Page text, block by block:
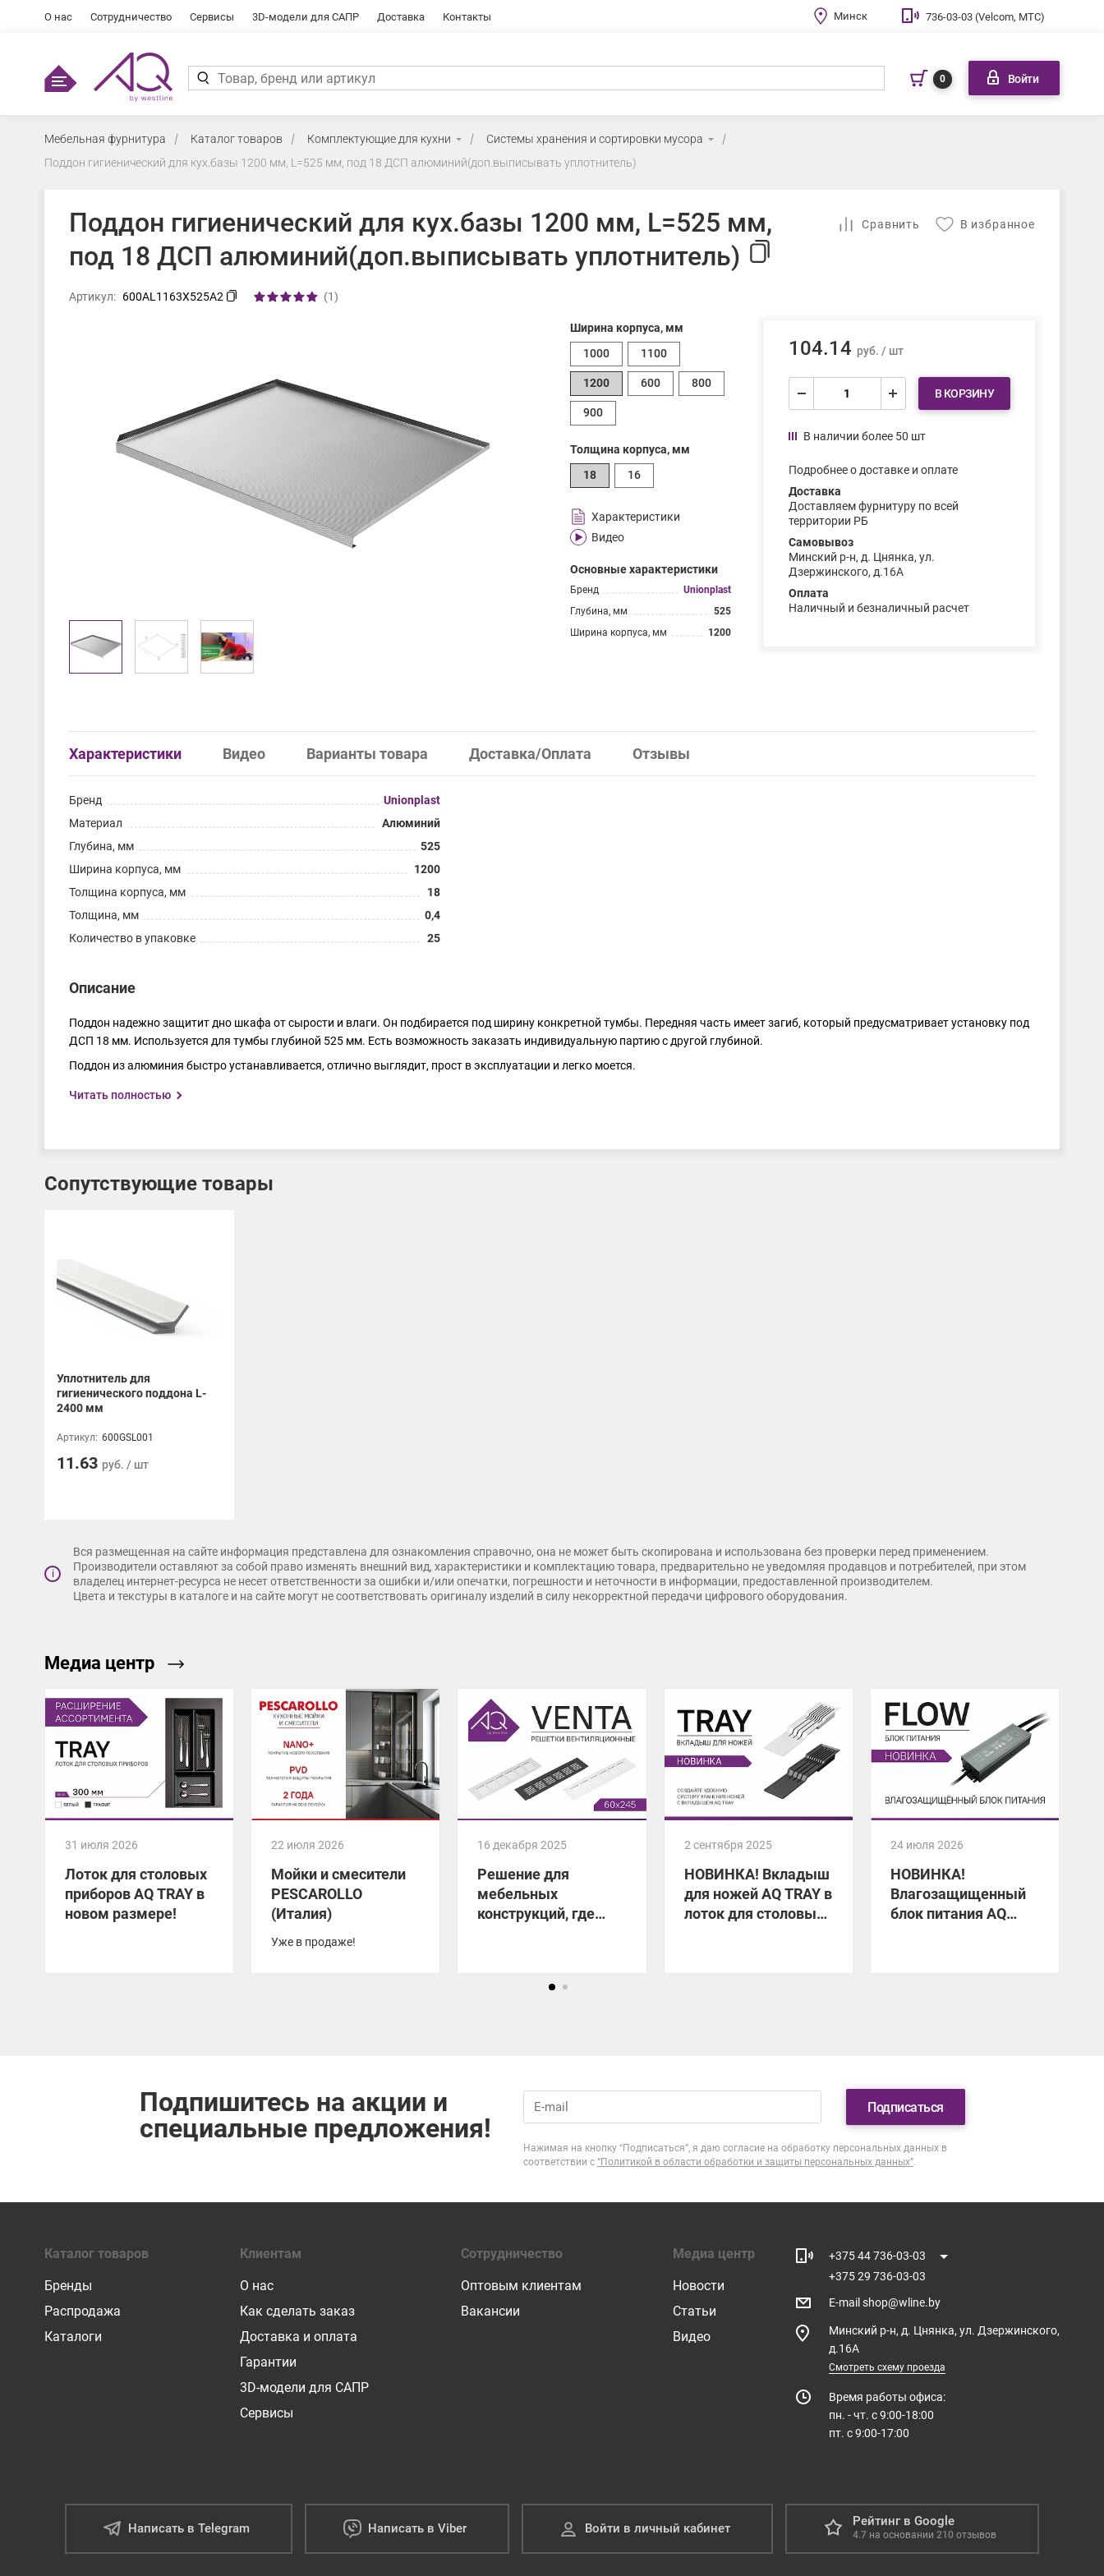
О нас Сотрудничество Сервисы 3D-модели для САПР Доставка Контакты Минск 736-03-03 (Velcom, МТС)
0 Войти
Мебельная фурнитура Каталог товаров Комплектующие для кухни
Системы хранения и сортировки мусора
Поддон гигиенический для кух.базы 1200 мм, L=525 мм, под 18 ДСП алюминий(доп.выписывать уплотнитель)
Поддон гигиенический для кух.базы 1200 мм, L=525 мм,
под 18 ДСП алюминий(доп.выписывать уплотнитель)
Артикул: 600AL1163X525A2 (1)
В избранное
Cравнить
Ширина корпуса, мм
1000
1100
1200 600 800
900
Толщина корпуса, мм
18
16
Характеристики
Видео
Основные характеристики
Бренд
Unionplast
Глубина, мм
525
Ширина корпуса, мм
1200
104.14 руб. / шт
В КОРЗИНУ
В наличии более 50 шт
Подробнее о доставке и оплате
Доставка
Доставляем фурнитуру по всей
территории РБ
Самовывоз
Минский р-н, д. Цнянка, ул.
Дзержинского, д.16А
Оплата
Наличный и безналичный расчет
Характеристики Видео Варианты товара Доставка/Оплата Отзывы
Бренд
Unionplast
Материал
Алюминий
Глубина, мм
525
Ширина корпуса, мм
1200
Толщина корпуса, мм
18
Толщина, мм
0,4
Количество в упаковке
25
Описание
Поддон надежно защитит дно шкафа от сырости и влаги. Он подбирается под ширину конкретной тумбы. Передняя часть имеет загиб, который предусматривает установку под
ДСП 18 мм. Используется для тумбы глубиной 525 мм. Есть возможность заказать индивидуальную партию с другой глубиной.
Поддон из алюминия быстро устанавливается, отлично выглядит, прост в эксплуатации и легко моется.
Читать полностью
Сопутствующие товары
Уплотнитель для
гигиенического поддона L-
2400 мм
Артикул: 600GSL001
11.63 руб. / шт
i
Вся размещенная на сайте информация представлена для ознакомления справочно, она не может быть скопирована и использована без проверки перед применением.
Производители оставляют за собой право изменять внешний вид, характеристики и комплектацию товара, предварительно не уведомляя продавцов и потребителей, при этом
владелец интернет-ресурса не несет ответственности за ошибки и/или опечатки, погрешности и неточности в информации, предоставленной производителем.
Цвета и текстуры в каталоге и на сайте могут не соответствовать оригиналу изделий в силу некорректной передачи цифрового оборудования.
Медиа центр
31 июля 2026
Лоток для столовых
приборов AQ TRAY в
новом размере!
22 июля 2026
Мойки и смесители
PESCAROLLO
(Италия)
Уже в продаже!
16 декабря 2025
Решение для
мебельных
конструкций, где
2 сентября 2025
НОВИНКА! Вкладыш
для ножей AQ TRAY в
лоток для столовых
24 июля 2026
НОВИНКА!
Влагозащищенный
блок питания AQ
Подпишитесь на акции и
специальные предложения!
Подписаться
Нажимая на кнопку “Подписаться”, я даю согласие на обработку персональных данных в
соответствии с “Политикой в области обработки и защиты персональных данных”.
Каталог товаров
Бренды
Распродажа
Каталоги
Клиентам
О нас
Как сделать заказ
Доставка и оплата
Гарантии
3D-модели для САПР
Сервисы
Сотрудничество
Оптовым клиентам
Вакансии
Медиа центр
Новости
Статьи
Видео
+375 44 736-03-03
+375 29 736-03-03
E-mail shop@wline.by
Минский р-н, д. Цнянка, ул. Дзержинского,
д.16А
Смотреть схему проезда
Время работы офиса:
пн. - чт. с 9:00-18:00
пт. с 9:00-17:00
Написать в Telegram Написать в Viber Войти в личный кабинет Рейтинг в Google
4.7 на основании 210 отзывов